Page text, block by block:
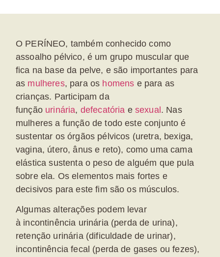
O PERÍNEO, também conhecido como
assoalho pélvico, é um grupo muscular que
fica na base da pelve, e são importantes para
as mulheres, para os homens e para as
crianças. Participam da
função urinária, defecatória e sexual . Nas
mulheres a função de todo este conjunto é
sustentar os órgãos pélvicos (uretra, bexiga,
vagina, útero, ânus e reto), como uma cama
elástica sustenta o peso de alguém que pula
sobre ela. Os elementos mais fortes e
decisivos para este fim são os músculos.
Algumas alterações podem levar
à incontinência urinária (perda de urina),
retenção urinária (dificuldade de urinar),
incontinência fecal (perda de gases ou fezes),